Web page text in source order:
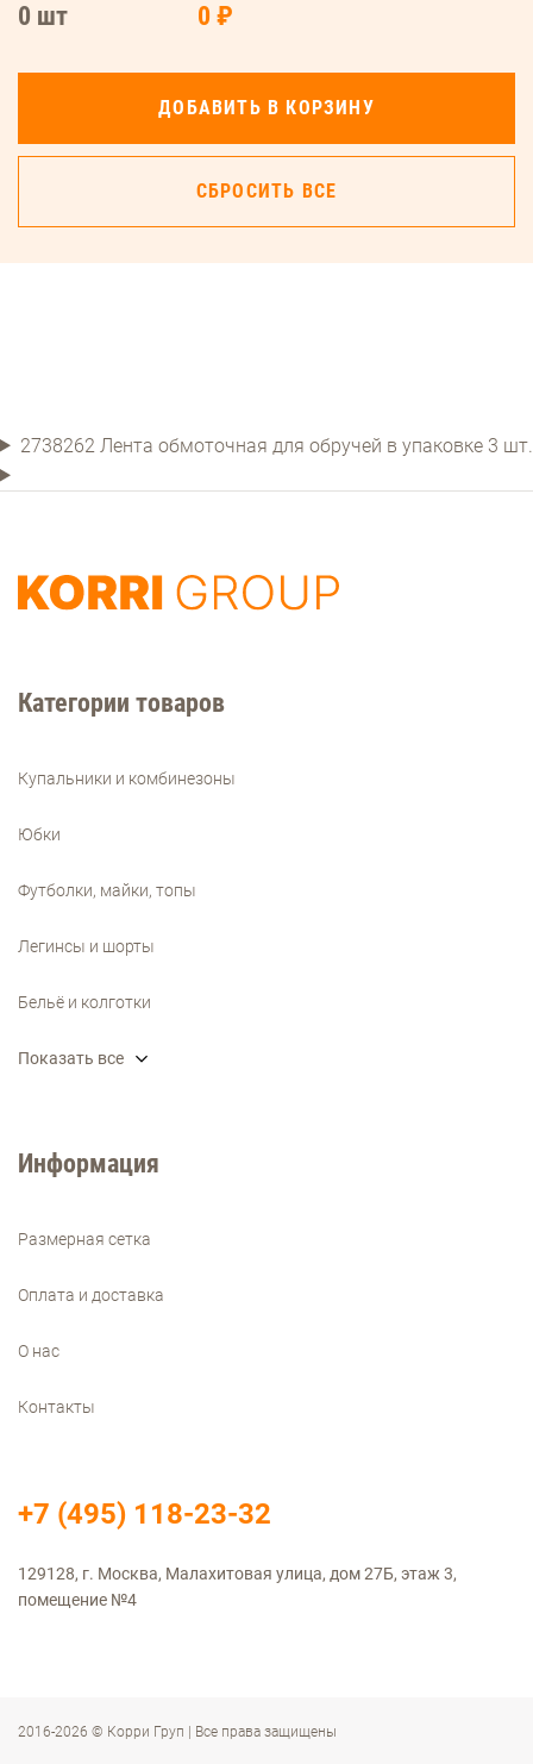
0 шт 0 ₽
ДОБАВИТЬ В КОРЗИНУ
СБРОСИТЬ ВСЕ
2738262 Лента обмоточная для обручей в упаковке 3 шт.
2016-2026 © Корри Груп | Все права защищены
Категории товаров
Купальники и комбинезоны
Юбки
Футболки, майки, топы
Легинсы и шорты
Бельё и колготки
Показать все
Информация
Размерная сетка
Оплата и доставка
О нас
Контакты
129128, г. Москва, Малахитовая улица, дом 27Б, этаж 3,
помещение №4
+7 (495) 118-23-32